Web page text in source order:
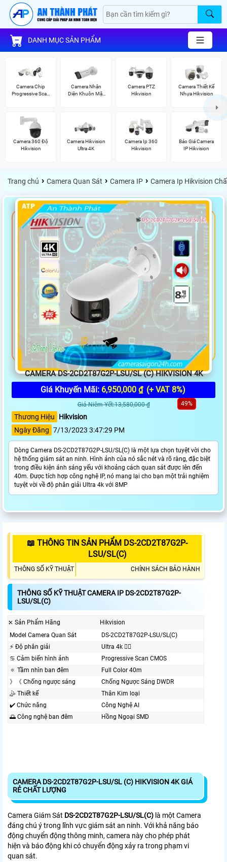
DANH MỤC SẢN PHẨM
Camera Chip
Progressive Scan
Camera Nhận
Diện Khuôn Mặt
Camera PTZ
Hikvision
Camera Thiết Kế
Nhựa Hikvision
Camera 360 Độ
Hikvision
Camera Hikvision
Ultra 4K
Camera Ip 360
Hikvision
Báo Giá Camera
IP Hikvision
Trang chủ › Camera Quan Sát › Camera IP › Camera Ip Hikvision
CAMERA DS-2CD2T87G2P-LSU/SL (C) HIKVISION 4K
Giá Khuyến Mãi: 6,950,000 ₫ (+ VAT 8%)
Giá Niêm Yết:13,580,000 ₫ 49%
Thương Hiệu
Hikvision
Ngày Đăng 7/13/2023 3:47:29 PM
Dòng Camera DS-2CD2T87G2P-LSU/SL(C) là một lựa chọn tuyệt vời cho
hệ thống giám sát an ninh. Hình ảnh của nó sắc nét và rõ ràng, đặc biệt
trong điều kiện ánh sáng yếu với khoảng cách quan sát được lên đến
40m. Được tích hợp công nghệ IP, nó mang lại cho bạn một trải nghiệm
tuyệt vời về độ phân giải Ultra 4k với 8MP
📖 THÔNG TIN SẢN PHẨM DS-2CD2T87G2P-
LSU/SL(C)
THÔNG SỐ KỸ THUẬT CHÍNH SÁCH BẢO HÀNH
THÔNG SỐ KỸ THUẬT CAMERA IP DS-2CD2T87G2P-
LSU/SL(C)
⤪ Sản Phẩm Hãng
Hikvision
Model Camera Quan Sát
DS-2CD2T87G2P-LSU/SL(C)
️⚡ Độ phân giải
Ultra 4k 👍🏾
♋ Cảm biến hình ảnh
Progressive Scan CMOS
🔅 Tầm nhìn ban đêm
Full Color 40m
》《 Chống ngược sáng
Chống Ngược Sáng DWDR
🤹 Thiết kế
Thân Kim loại
✔️ Chức năng
Công Nghệ AI
🌅 Công nghệ ban đêm
Hồng Ngoại SMD
CAMERA DS-2CD2T87G2P-LSU/SL (C) HIKVISION 4K GIÁ
RẺ CHẤT LƯỢNG
Camera Giám Sát DS-2CD2T87G2P-LSU/SL(C) là một Camera
đáng chú ý trong lĩnh vực giám sát an ninh. Với khả năng báo
động chuyển động thông minh, camera này cho phép phát
hiện và báo động khi có chuyển động xảy ra trong phạm vi
quan sát.